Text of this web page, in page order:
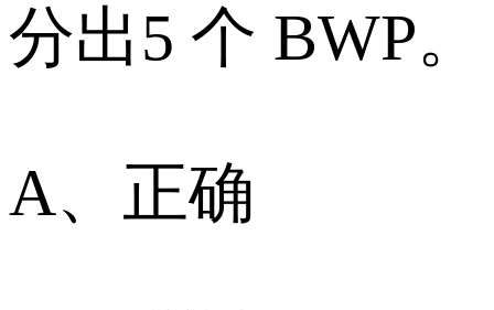
分出5 个 BWP。
A、正确